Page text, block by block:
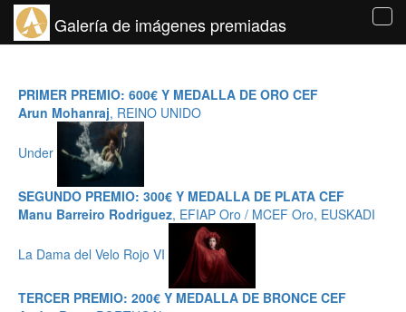
Galería de imágenes premiadas
PRIMER PREMIO: 600€ Y MEDALLA DE ORO CEF
Arun Mohanraj, REINO UNIDO
Under
SEGUNDO PREMIO: 300€ Y MEDALLA DE PLATA CEF
Manu Barreiro Rodriguez, EFIAP Oro / MCEF Oro, EUSKADI
La Dama del Velo Rojo VI
TERCER PREMIO: 200€ Y MEDALLA DE BRONCE CEF